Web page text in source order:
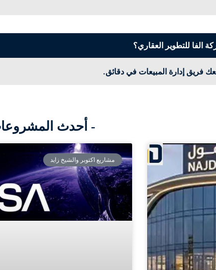
الفا للتطوير العقاري؟
فريق إدارة المبيعات في دقائق.
- أحدث
مشاريع اكتوبر والشيخ زايد